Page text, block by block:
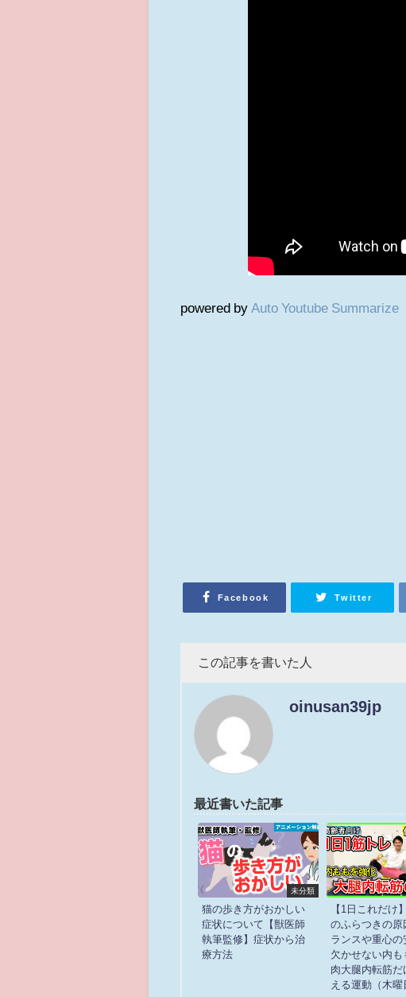
powered by Auto Youtube Summarize
Facebook Twitter
この記事を書いた人
oinusan39jp
最近書いた記事
未分類
猫の歩き方がおかしい
症状について【獣医師
執筆監修】症状から治
療方法
【1日これだけ
のふらつきの原
ランスや重心の
欠かせない内も
肉大腿内転筋だ
える運動（木曜